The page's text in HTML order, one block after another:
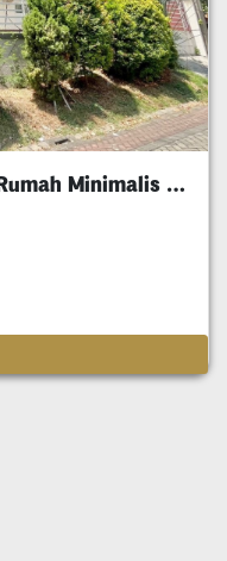
Termurah Citraland Utama Rumah Minimalis 5M An